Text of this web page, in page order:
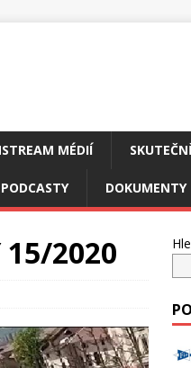
MÉDIÍ
PODCASTY DOKUMENTY
15/2020